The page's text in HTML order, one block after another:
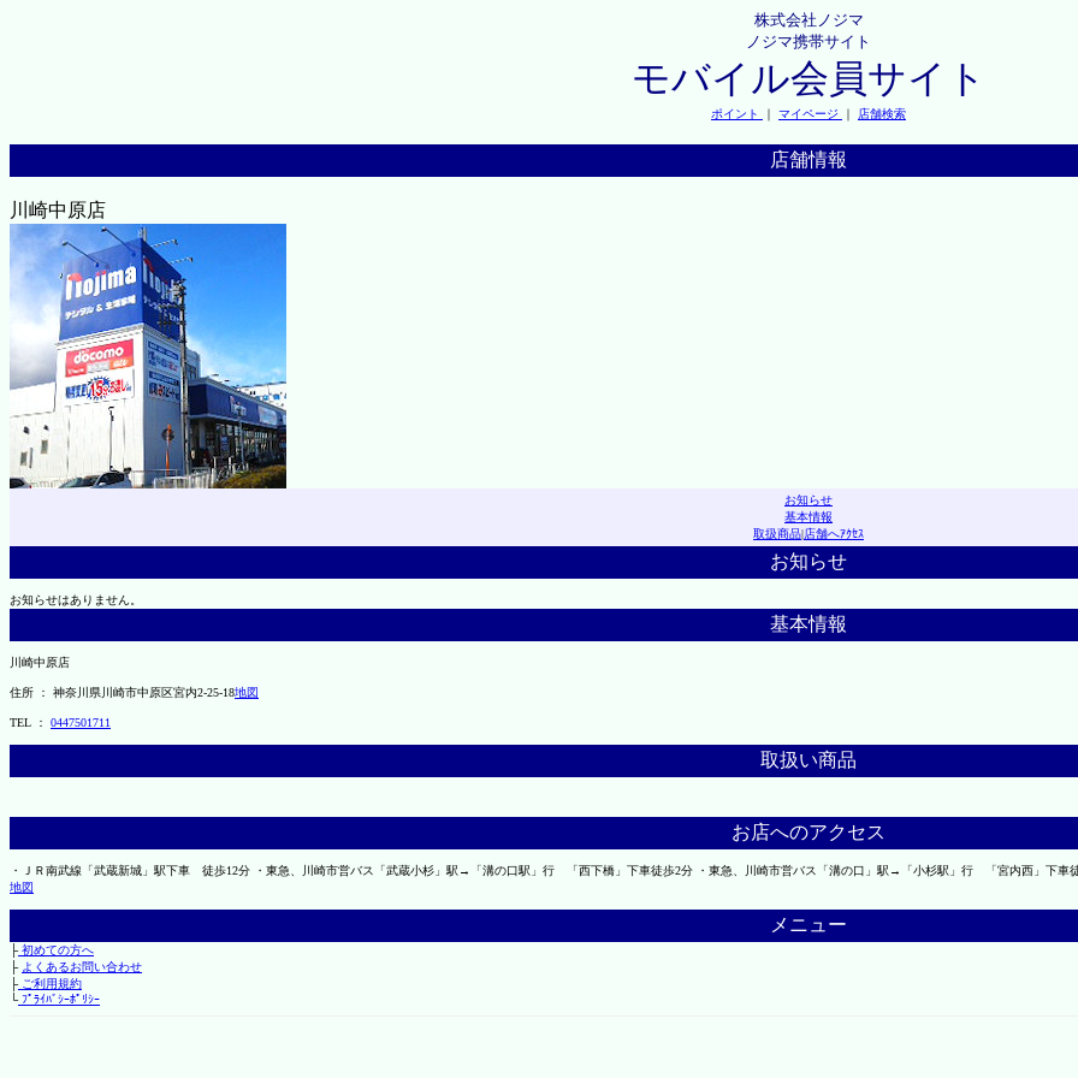
株式会社ノジマ
ノジマ携帯サイト
モバイル会員サイト
ポイント ｜ マイページ ｜ 店舗検索
店舗情報
川崎中原店
お知らせ
基本情報
取扱商品|店舗へｱｸｾｽ
お知らせ
お知らせはありません。
基本情報
川崎中原店
住所 ： 神奈川県川崎市中原区宮内2-25-18地図
TEL ： 0447501711
取扱い商品
お店へのアクセス
・ＪＲ南武線「武蔵新城」駅下車 徒歩12分 ・東急、川崎市営バス「武蔵小杉」駅→「溝の口駅」行 「西下橋」下車徒歩2分 ・東急、川崎市営バス「溝の口」駅→「小杉駅」行 「宮内西」下車
地図
メニュー
├初めての方へ
├ よくあるお問い合わせ
├ご利用規約
└ﾌﾟﾗｲﾊﾞｼｰﾎﾟﾘｼｰ